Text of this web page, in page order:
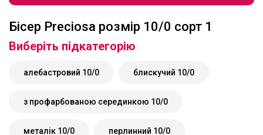
Бісер Preciosa розмір 10/0 сорт 1
Виберіть підкатегорію
алебастровий 10/0 блискучий 10/0
з профарбованою серединкою 10/0
металік 10/0 перлинний 10/0